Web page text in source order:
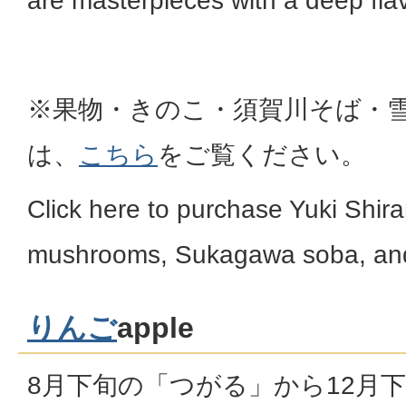
※果物・きのこ・須賀川そば・
は、 こちら をご覧ください。
Click here to purchase Yuki
mushrooms, Sukagawa soba,
りんごapple
8月下旬の「つがる」から12月